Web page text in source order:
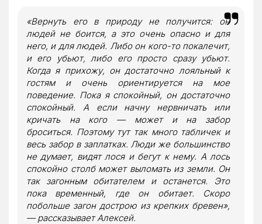
«Вернуть его в природу не получится: он
людей не боится, а это очень опасно и для
него, и для людей. Либо он кого-то покалечит,
и его убьют, либо его просто сразу убьют.
Когда я прихожу, он достаточно лояльный к
гостям и очень ориентируется на мое
поведение. Пока я спокойный, он достаточно
спокойный. А если начну нервничать или
кричать на кого — может и на забор
броситься. Поэтому тут так много табличек и
весь забор в заплатках. Люди же большинство
не думает, видят лося и бегут к нему. А лось
спокойно столб может выломать из земли. Он
так загонным обитателем и останется. Это
пока временный, где он обитает. Скоро
побольше загон дострою из крепких бревен»,
— рассказывает Алексей.